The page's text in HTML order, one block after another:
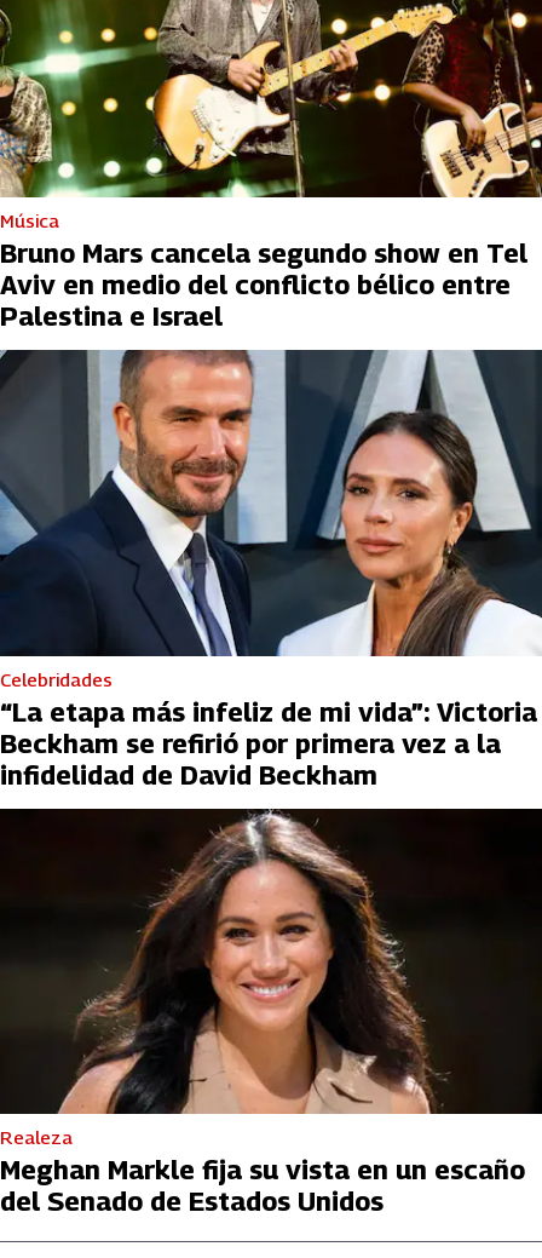
Música
Bruno Mars cancela segundo show en Tel
Aviv en medio del conflicto bélico entre
Palestina e Israel
Celebridades
“La etapa más infeliz de mi vida”: Victoria
Beckham se refirió por primera vez a la
infidelidad de David Beckham
Realeza
Meghan Markle fija su vista en un escaño
del Senado de Estados Unidos